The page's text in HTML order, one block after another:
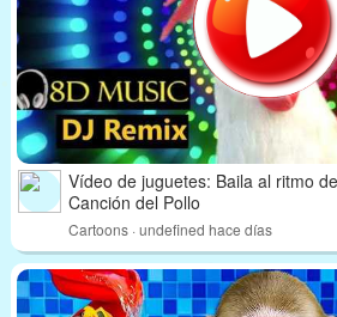
Vídeo de juguetes: Baila al ritmo
Canción del Pollo
Cartoons · undefined hace días